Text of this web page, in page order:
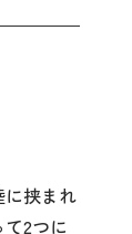
環境の
してい
挟まれ
2つに